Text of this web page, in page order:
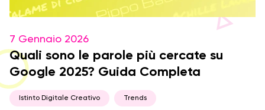
7 Gennaio 2026
Quali sono le parole più cercate su
Google 2025? Guida Completa
Istinto Digitale Creativo Trends